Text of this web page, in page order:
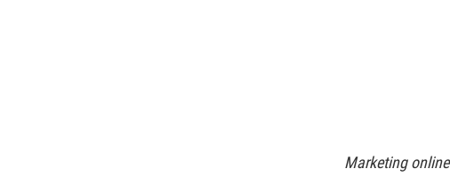
Marketing